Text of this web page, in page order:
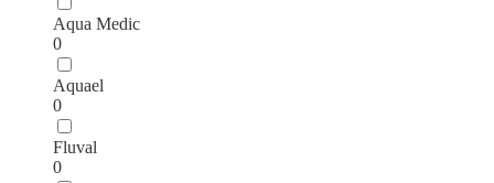
Aqua Medic
0
Aquael
0
Fluval
0